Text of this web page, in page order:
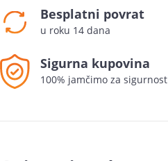
Besplatni povrat
u roku 14 dana
Sigurna kupovina
100% jamčimo za sigurnost